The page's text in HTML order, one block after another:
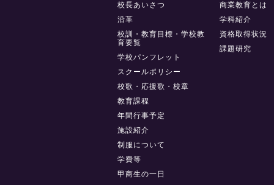
校長あいさつ
沿革
校訓・教育目標・学校教
育要覧
学校パンフレット
スクールポリシー
校歌・応援歌・校章
教育課程
年間行事予定
施設紹介
制服について
学費等
甲商生の一日
商業教育とは
学科紹介
資格取得状況
課題研究